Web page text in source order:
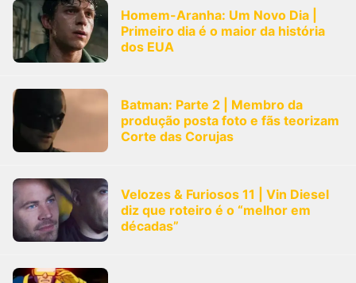
Homem-Aranha: Um Novo Dia |
Primeiro dia é o maior da história
dos EUA
Batman: Parte 2 | Membro da
produção posta foto e fãs teorizam
Corte das Corujas
Velozes & Furiosos 11 | Vin Diesel
diz que roteiro é o “melhor em
décadas”